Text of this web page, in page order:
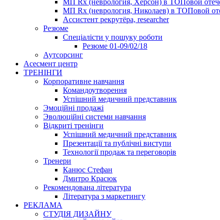
МП Rx (неврология, Херсон) в ТОПовой
МП Rx (неврология, Николаев) в ТОПовой
Ассистент рекрутёра, researcher
Резюме
Cпеціалісти у пошуку роботи
Резюме 01-09/02/18
Аутсорсинг
Асесмент центр
ТРЕНІНГИ
Корпоративне навчання
Командоутворення
Успішний медичний представник
Эмоційні продажі
Эволюційні системи навчання
Відкриті тренінги
Успішний медичний представник
Презентації та публічні виступи
Технології продаж та переговорів
Тренери
Канюс Стефан
Дмитро Красюк
Рекомендована література
Література з маркетингу
РЕКЛАМА
СТУДІЯ ДИЗАЙНУ